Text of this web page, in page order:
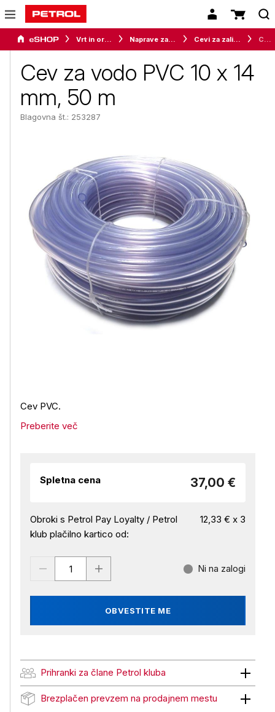
Vrt in orodje Naprave za vrt in okolico Cevi za zalivanje
Cev za vodo PVC 10 x 14
mm, 50 m
Blagovna št.: 253287
Cev PVC.
Preberite več
Spletna cena 37,00 €
Obroki s Petrol Pay Loyalty / Petrol
klub plačilno kartico od:
12,33 € x 3
OBVESTITE ME
Ni na zalogi
Prihranki za člane Petrol kluba
Prihranki za člane Petrol kluba
Brezplačen prevzem na prodajnem mestu
Brezplačen prevzem na prodajnem mestu